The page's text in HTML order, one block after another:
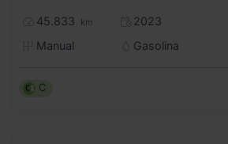
45.833 km
2023
Manual
Gasolina
C